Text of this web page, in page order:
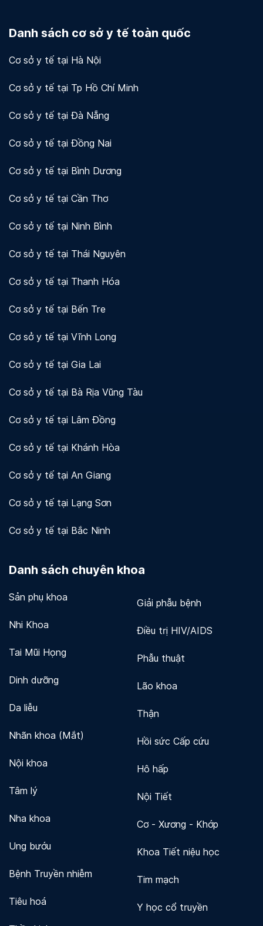
dụng mã hóa và các biện pháp bảo mật khác để
Danh sách cơ sở y tế toàn quốc
Cơ sở y tế tại Hà Nội
Cơ sở y tế tại Tp Hồ Chí Minh
Cơ sở y tế tại Đà Nẵng
Cơ sở y tế tại Đồng Nai
Cơ sở y tế tại Bình Dương
Cơ sở y tế tại Cần Thơ
Cơ sở y tế tại Ninh Bình
Cơ sở y tế tại Thái Nguyên
Cơ sở y tế tại Thanh Hóa
Cơ sở y tế tại Bến Tre
Cơ sở y tế tại Vĩnh Long
Cơ sở y tế tại Gia Lai
Cơ sở y tế tại Bà Rịa Vũng Tàu
Cơ sở y tế tại Lâm Đồng
Cơ sở y tế tại Khánh Hòa
Cơ sở y tế tại An Giang
Cơ sở y tế tại Lạng Sơn
Cơ sở y tế tại Bắc Ninh
Danh sách chuyên khoa
Sản phụ khoa
Nhi Khoa
Tai Mũi Họng
Dinh dưỡng
Da liễu
Nhãn khoa (Mắt)
Nội khoa
Tâm lý
Nha khoa
Ung bướu
Bệnh Truyền nhiễm
Tiêu hoá
Giải phẫu bệnh
Điều trị HIV/AIDS
Phẫu thuật
Lão khoa
Thận
Hồi sức Cấp cứu
Hô hấp
Nội Tiết
Cơ - Xương - Khớp
Khoa Tiết niệu học
Tim mạch
Y học cổ truyền